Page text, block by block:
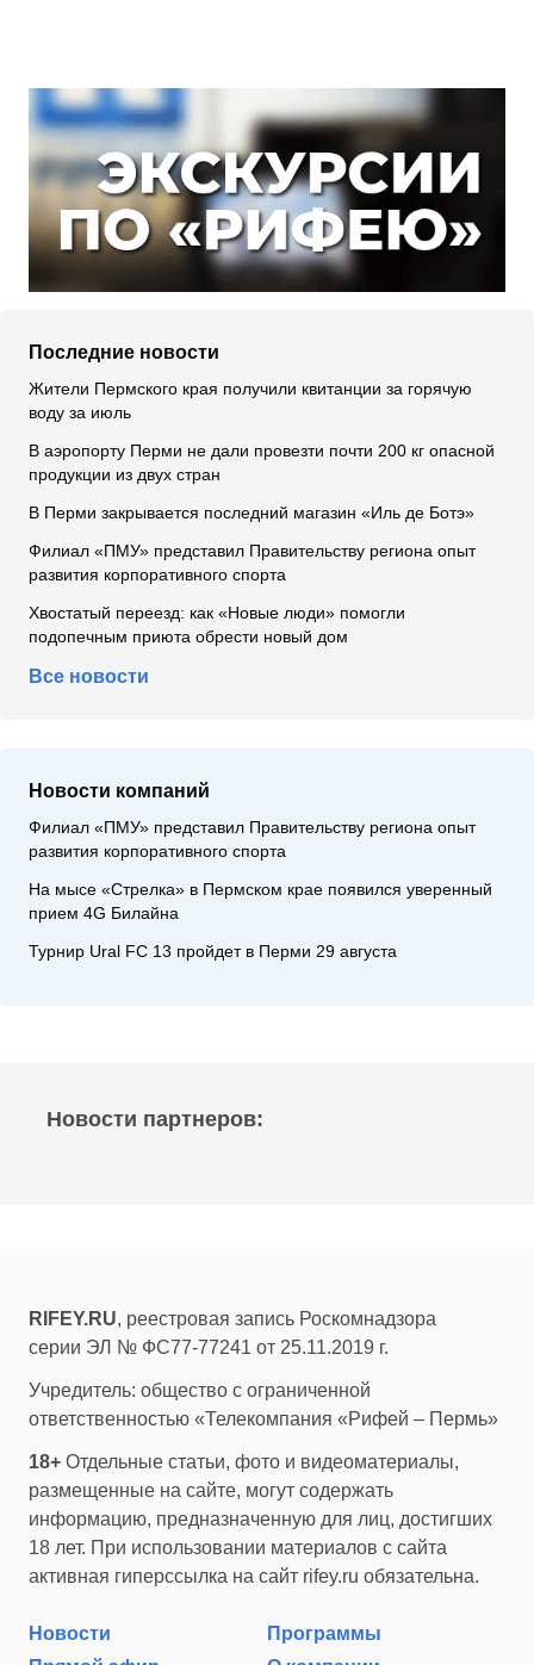
Последние новости
Жители Пермского края получили квитанции за горячую
воду за июль
В аэропорту Перми не дали провезти почти 200 кг опасной
продукции из двух стран
В Перми закрывается последний магазин «Иль де Ботэ»
Филиал «ПМУ» представил Правительству региона опыт
развития корпоративного спорта
Хвостатый переезд: как «Новые люди» помогли
подопечным приюта обрести новый дом
Все новости
Новости компаний
Филиал «ПМУ» представил Правительству региона опыт
развития корпоративного спорта
На мысе «Стрелка» в Пермском крае появился уверенный
прием 4G Билайна
Турнир Ural FC 13 пройдет в Перми 29 августа
Новости партнеров:
RIFEY.RU, реестровая запись Роскомнадзора
серии ЭЛ № ФС77-77241 от 25.11.2019 г.
Учредитель: общество с ограниченной
ответственностью «Телекомпания «Рифей – Пермь»
18+ Отдельные статьи, фото и видеоматериалы,
размещенные на сайте, могут содержать
информацию, предназначенную для лиц, достигших
18 лет. При использовании материалов с сайта
активная гиперссылка на сайт rifey.ru обязательна.
Новости
Программы